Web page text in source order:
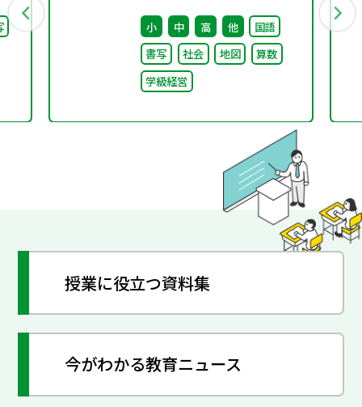
のアイディア集」の公表
について
小 中 高 他
国語
書写
社会 地図
算数
学級経営
授業に役立つ資料集
今がわかる教育ニュース